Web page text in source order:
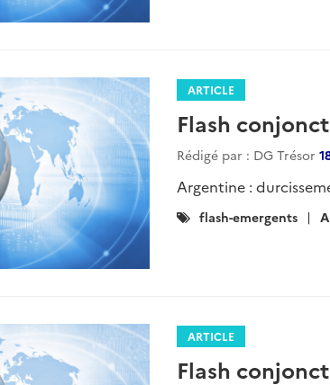
ARTICLE
Flash
Rédigé par : DG Trésor
Argentine :
Catégories
flash-emergents
ARTICLE
Flash